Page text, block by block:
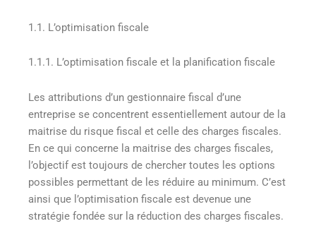
1.1. L’optimisation fiscale
1.1.1. L’optimisation fiscale et la planification fiscale
Les attributions d’un gestionnaire fiscal d’une
entreprise se concentrent essentiellement autour de la
maitrise du risque fiscal et celle des charges fiscales.
En ce qui concerne la maitrise des charges fiscales,
l’objectif est toujours de chercher toutes les options
possibles permettant de les réduire au minimum. C’est
ainsi que l’optimisation fiscale est devenue une
stratégie fondée sur la réduction des charges fiscales.